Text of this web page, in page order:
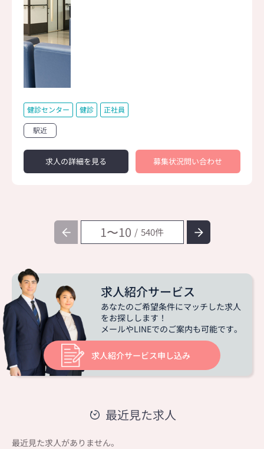
健診センター 健診 正社員
駅近
求人の詳細を見る 募集状況問い合わせ
1〜10 540
求人紹介サービス
あなたのご希望条件にマッチした求人
をお探しします！
メールやLINEでのご案内も可能です。
求人紹介サービス申し込み
最近見た求人
最近見た求人がありません。